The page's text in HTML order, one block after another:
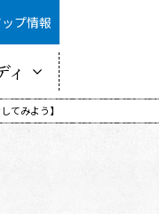
プ情報
ィ
てみよう】